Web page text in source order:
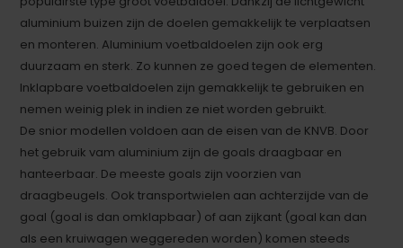
aluminium buizen zijn de doelen gemakkelijk te verplaatsen
en monteren. Aluminium voetbaldoelen zijn ook erg
duurzaam en sterk. Zo kunnen ze goed tegen de elementen.
Inklapbare voetbaldoelen zijn gemakkelijk te gebruiken en
nemen weinig plek in indien ze niet worden gebruikt.
De snior modellen voldoen aan de eisen van de KNVB. Door
het gebruik vam aluminium zijn de goals draagbaar en
hanteerbaar. De meeste goals zijn voorzien van
draagbeugels. Ook transportwielen aan achterzijde van de
goal (goal is dan omklapbaar) of aan zijkant (goal kan dan
als een kruiwagen weggereden worden) komen steeds